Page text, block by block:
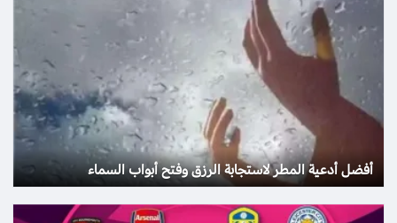
أفضل أدعية المطر لاستجابة الرزق وفتح أبواب السماء